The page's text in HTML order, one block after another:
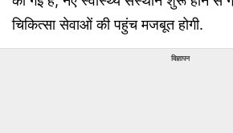
चिकित्सा सेवाओं की पहुंच मजबूत होगी.
विज्ञापन